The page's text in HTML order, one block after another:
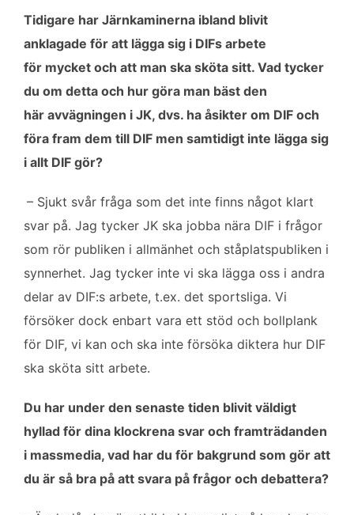
Tidigare har Järnkaminerna ibland blivit
anklagade för att lägga sig i DIFs arbete
för mycket och att man ska sköta sitt. Vad tycker
du om detta och hur göra man bäst den
här avvägningen i JK, dvs. ha åsikter om DIF och
föra fram dem till DIF men samtidigt inte lägga sig
i allt DIF gör?
– Sjukt svår fråga som det inte finns något klart
svar på. Jag tycker JK ska jobba nära DIF i frågor
som rör publiken i allmänhet och ståplatspubliken i
synnerhet. Jag tycker inte vi ska lägga oss i andra
delar av DIF:s arbete, t.ex. det sportsliga. Vi
försöker dock enbart vara ett stöd och bollplank
för DIF, vi kan och ska inte försöka diktera hur DIF
ska sköta sitt arbete.
Du har under den senaste tiden blivit väldigt
hyllad för dina klockrena svar och framträdanden
i massmedia, vad har du för bakgrund som gör att
du är så bra på att svara på frågor och debattera?